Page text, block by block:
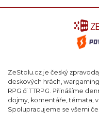
ZeStolu.cz je český
deskových hrách,
RPG či TTRPG. Přinášíme
dojmy, komentáře, témata,
Spolupracujeme se všemi